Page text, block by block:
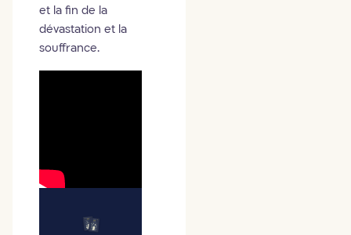
et la fin de la
dévastation et la
souffrance.